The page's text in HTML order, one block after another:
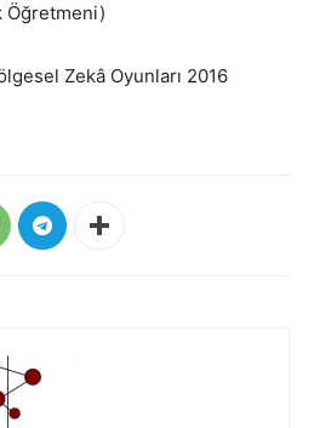
Öğretmeni)
Zekâ Oyunları 2016